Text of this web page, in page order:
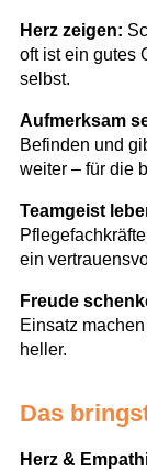
Herz zeigen:
oft ist ein gutes
selbst.
Aufmerksam
Befinden und
weiter – für die
Teamgeist
ein
Freude
Einsatz
heller.
Das
Herz &